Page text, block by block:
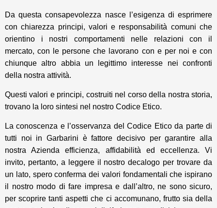
Da questa consapevolezza nasce l’esigenza di esprimere
con chiarezza principi, valori e responsabilità comuni che
orientino i nostri comportamenti nelle relazioni con il
mercato, con le persone che lavorano con e per noi e con
chiunque altro abbia un legittimo interesse nei confronti
della nostra attività.
Questi valori e principi, costruiti nel corso della nostra storia,
trovano la loro sintesi nel nostro Codice Etico.
La conoscenza e l’osservanza del Codice Etico da parte di
tutti noi in Garbarini è fattore decisivo per garantire alla
nostra Azienda efficienza, affidabilità ed eccellenza. Vi
invito, pertanto, a leggere il nostro decalogo per trovare da
un lato, spero conferma dei valori fondamentali che ispirano
il nostro modo di fare impresa e dall’altro, ne sono sicuro,
per scoprire tanti aspetti che ci accomunano, frutto sia della